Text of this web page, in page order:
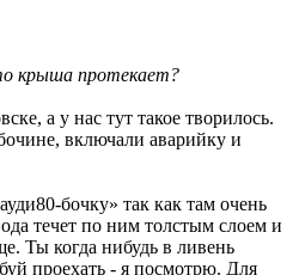
крыша протекает?
а у нас тут такое творилось.
включали аварийку и
бочку» так как там очень
течет по ним толстым слоем и
Ты когда нибудь в ливень
проехать - я посмотрю. Для